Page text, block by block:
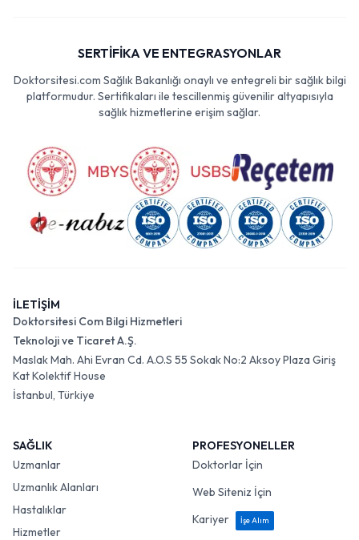
SERTİFİKA VE ENTEGRASYONLAR
Doktorsitesi.com Sağlık Bakanlığı onaylı ve entegreli bir sağlık bilgi
platformudur. Sertifikaları ile tescillenmiş güvenilir altyapısıyla
sağlık hizmetlerine erişim sağlar.
İLETİŞİM
Doktorsitesi Com Bilgi Hizmetleri
Teknoloji ve Ticaret A.Ş.
Maslak Mah. Ahi Evran Cd. A.O.S 55 Sokak No:2 Aksoy Plaza Giriş
Kat Kolektif House
İstanbul, Türkiye
SAĞLIK
Uzmanlar
Uzmanlık Alanları
Hastalıklar
Hizmetler
PROFESYONELLER
Doktorlar İçin
Web Siteniz İçin
Kariyer
İşe Alım